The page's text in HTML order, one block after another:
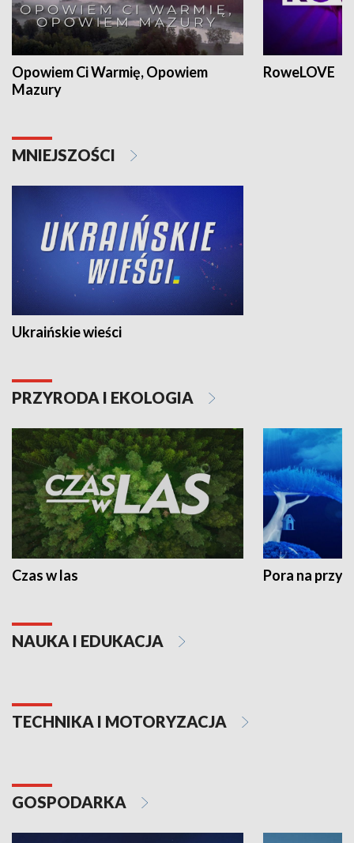
Opowiem Ci Warmię, Opowiem
Mazury
RoweLOVE
MNIEJSZOŚCI
Ukraińskie wieści
PRZYRODA I EKOLOGIA
Czas w las Pora na
NAUKA I EDUKACJA
TECHNIKA I MOTORYZACJA
GOSPODARKA